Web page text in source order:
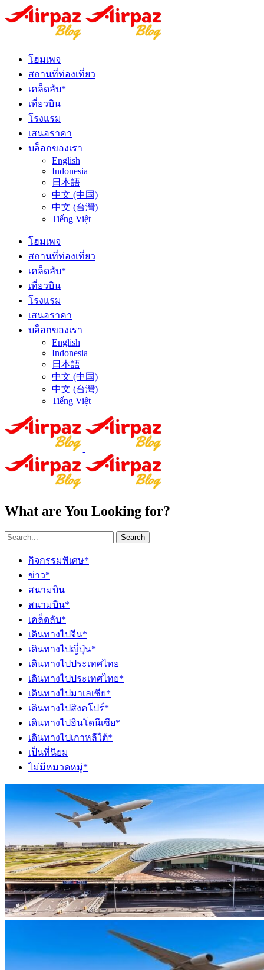
โฮมเพจ
สถานที่ท่องเที่ยว
เคล็ดลับ*
เที่ยวบิน
โรงแรม
เสนอราคา
บล็อกของเรา
English
Indonesia
日本語
中文 (中国)
中文 (台灣)
Tiếng Việt
โฮมเพจ
สถานที่ท่องเที่ยว
เคล็ดลับ*
เที่ยวบิน
โรงแรม
เสนอราคา
บล็อกของเรา
English
Indonesia
日本語
中文 (中国)
中文 (台灣)
Tiếng Việt
What are You Looking for?
Search
กิจกรรมพิเศษ*
ข่าว*
สนามบิน
สนามบิน*
เคล็ดลับ*
เดินทางไปจีน*
เดินทางไปญี่ปุ่น*
เดินทางไปประเทศไทย
เดินทางไปประเทศไทย*
เดินทางไปมาเลเซีย*
เดินทางไปสิงคโปร์*
เดินทางไปอินโดนีเซีย*
เดินทางไปเกาหลีใต้*
เป็นที่นิยม
ไม่มีหมวดหมู่*